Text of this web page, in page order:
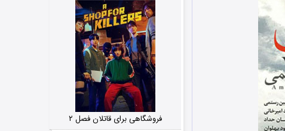
فروشگاهی برای قاتلان فصل ۲